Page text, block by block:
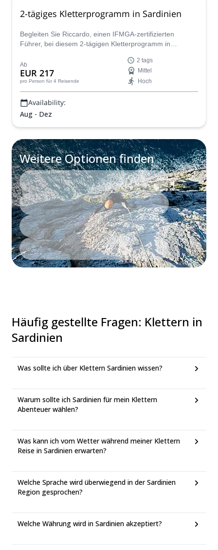
2-tägiges Kletterprogramm in Sardinien
Begleiten Sie Riccardo, einen IFMGA-zertifizierten
Führer, bei diesem 2-tägigen Kletterprogramm in
erstaunlichen Insel!
Ab
EUR 217
pro Person für 4 Reisende
2 tags
Mittel
Hoch
Availability:
Aug - Dez
Weitere Optionen finden
Häufig gestellte Fragen: Klettern in
Sardinien
Was sollte ich über Klettern Sardinien wissen?
Warum sollte ich Sardinien für mein Klettern
Abenteuer wählen?
Was kann ich vom Wetter während meiner Klettern
Reise in Sardinien erwarten?
Welche Sprache wird überwiegend in der Sardinien
Region gesprochen?
Welche Währung wird in Sardinien akzeptiert?